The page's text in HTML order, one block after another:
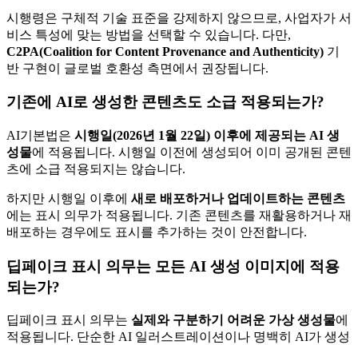
시행령은 구체적 기술 표준을 강제하지 않으므로, 사업자가 서
비스 특성에 맞는 방법을 선택할 수 있습니다. 다만,
C2PA(Coalition for Content Provenance and Authenticity) 기
반 구현이 글로벌 호환성 측면에서 권장됩니다.
기존에 AI로 생성한 콘텐츠도 소급 적용되는가?
AI기본법은 시행일(2026년 1월 22일) 이후에 제공되는 AI 생
성물에 적용됩니다. 시행일 이전에 생성되어 이미 공개된 콘텐
츠에 소급 적용되지는 않습니다.
하지만 시행일 이후에 새로 배포하거나 업데이트하는 콘텐츠
에는 표시 의무가 적용됩니다. 기존 콘텐츠를 재활용하거나 재
배포하는 경우에도 표시를 추가하는 것이 안전합니다.
딥페이크 표시 의무는 모든 AI 생성 이미지에 적용
되는가?
딥페이크 표시 의무는 실제와 구분하기 어려운 가상 생성물에
적용됩니다. 단순한 AI 일러스트레이션이나 명백히 AI가 생성